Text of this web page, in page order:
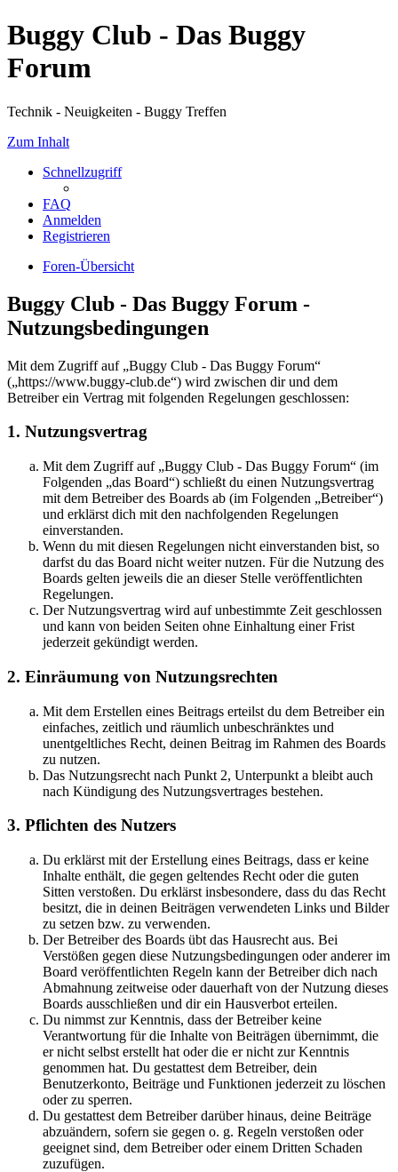
Buggy Club - Das Buggy
Forum
Technik - Neuigkeiten - Buggy Treffen
Zum Inhalt
Schnellzugriff
FAQ
Anmelden
Registrieren
Foren-Übersicht
Buggy Club - Das Buggy Forum -
Nutzungsbedingungen
Mit dem Zugriff auf „Buggy Club - Das Buggy Forum“
(„https://www.buggy-club.de“) wird zwischen dir und dem
Betreiber ein Vertrag mit folgenden Regelungen geschlossen:
1. Nutzungsvertrag
Mit dem Zugriff auf „Buggy Club - Das Buggy Forum“ (im
Folgenden „das Board“) schließt du einen Nutzungsvertrag
mit dem Betreiber des Boards ab (im Folgenden „Betreiber“)
und erklärst dich mit den nachfolgenden Regelungen
einverstanden.
Wenn du mit diesen Regelungen nicht einverstanden bist, so
darfst du das Board nicht weiter nutzen. Für die Nutzung des
Boards gelten jeweils die an dieser Stelle veröffentlichten
Regelungen.
Der Nutzungsvertrag wird auf unbestimmte Zeit geschlossen
und kann von beiden Seiten ohne Einhaltung einer Frist
jederzeit gekündigt werden.
2. Einräumung von Nutzungsrechten
Mit dem Erstellen eines Beitrags erteilst du dem Betreiber ein
einfaches, zeitlich und räumlich unbeschränktes und
unentgeltliches Recht, deinen Beitrag im Rahmen des Boards
zu nutzen.
Das Nutzungsrecht nach Punkt 2, Unterpunkt a bleibt auch
nach Kündigung des Nutzungsvertrages bestehen.
3. Pflichten des Nutzers
Du erklärst mit der Erstellung eines Beitrags, dass er keine
Inhalte enthält, die gegen geltendes Recht oder die guten
Sitten verstoßen. Du erklärst insbesondere, dass du das Recht
besitzt, die in deinen Beiträgen verwendeten Links und Bilder
zu setzen bzw. zu verwenden.
Der Betreiber des Boards übt das Hausrecht aus. Bei
Verstößen gegen diese Nutzungsbedingungen oder anderer im
Board veröffentlichten Regeln kann der Betreiber dich nach
Abmahnung zeitweise oder dauerhaft von der Nutzung dieses
Boards ausschließen und dir ein Hausverbot erteilen.
Du nimmst zur Kenntnis, dass der Betreiber keine
Verantwortung für die Inhalte von Beiträgen übernimmt, die
er nicht selbst erstellt hat oder die er nicht zur Kenntnis
genommen hat. Du gestattest dem Betreiber, dein
Benutzerkonto, Beiträge und Funktionen jederzeit zu löschen
oder zu sperren.
Du gestattest dem Betreiber darüber hinaus, deine Beiträge
abzuändern, sofern sie gegen o. g. Regeln verstoßen oder
geeignet sind, dem Betreiber oder einem Dritten Schaden
zuzufügen.